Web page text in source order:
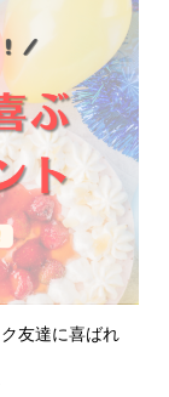
友達に喜ばれ